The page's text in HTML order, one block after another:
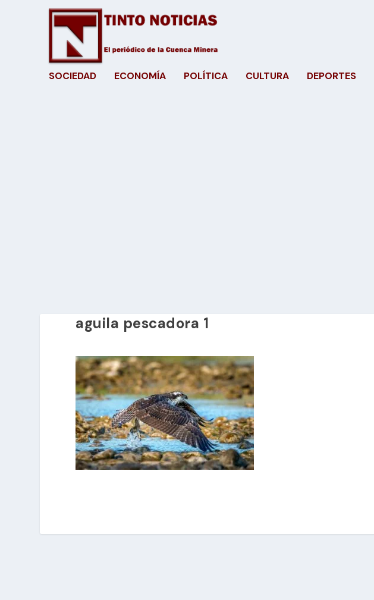
SOCIEDAD ECONOMÍA POLÍTICA CULTURA DEPORTES
aguila pescadora 1